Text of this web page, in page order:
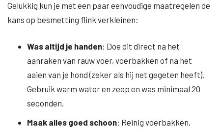
Gelukkig kun je met een paar eenvoudige maatregelen de
kans op besmetting flink verkleinen:
Was altijd je handen: Doe dit direct na het
aanraken van rauw voer, voerbakken of na het
aaien van je hond (zeker als hij net gegeten heeft).
Gebruik warm water en zeep en was minimaal 20
seconden.
Maak alles goed schoon: Reinig voerbakken,